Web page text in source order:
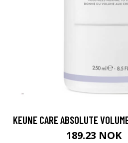
KEUNE CARE ABSOLUTE
189.23 NOK